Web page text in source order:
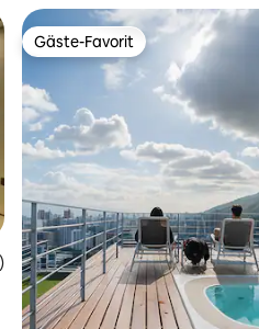
Bewertung: 5,0 von 5,
Gäste-Favorit
Gäste-Favorit